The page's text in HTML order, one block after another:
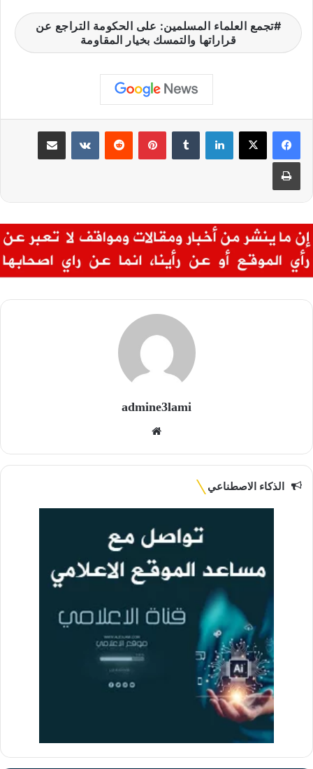
تجمع العلماء المسلمين: على الحكومة التراجع عن
قراراتها والتمسك بخيار المقاومة
لينكدإن بينتيريست
admine3lami
الوي
الذكاء الاصطناعي